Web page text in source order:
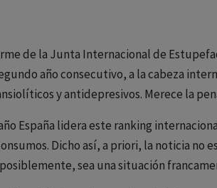
de la Junta Internacional de
año consecutivo, a la cabeza
y antidepresivos. Merece la
España lidera este ranking
Dicho así, a priori, la noticia no
sea una situación